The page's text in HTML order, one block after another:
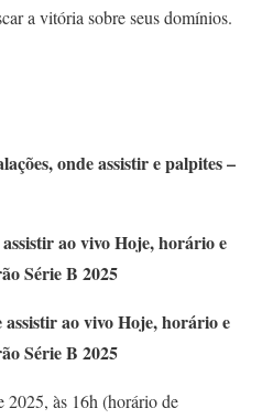
a vitória sobre seus domínios.
onde assistir e palpites –
ao vivo Hoje, horário e
Série B 2025
ao vivo Hoje, horário e
Série B 2025
2025, às 16h (horário de